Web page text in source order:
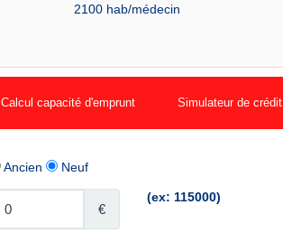
2100 hab/médecin
Calcul capacité d'emprunt Simulateur de crédit